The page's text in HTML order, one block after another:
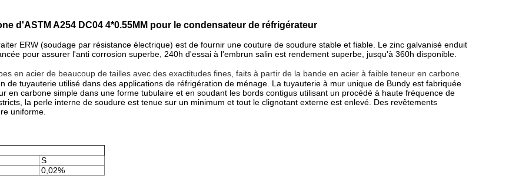
d'ASTM A254 DC04 4*0.55MM pour le condensateur de réfrigérateur
ERW (soudage par résistance électrique) est de fournir une couture de soudure stable et fiable. Le zinc galvanisé enduit
pour assurer l'anti corrosion superbe, 240h d'essai à l'embrun salin est rendement superbe, jusqu'à 360h disponible.
en acier de beaucoup de tailles avec des exactitudes fines, faits à partir de la bande en acier à faible teneur en carbone.
de tuyauterie utilisé dans des applications de réfrigération de ménage. La tuyauterie à mur unique de Bundy est fabriquée
en carbone simple dans une forme tubulaire et en soudant les bords contigus utilisant un procédé à haute fréquence de
la perle interne de soudure est tenue sur un minimum et tout le clignotant externe est enlevé. Des revêtements
uniforme.
S
0,02%